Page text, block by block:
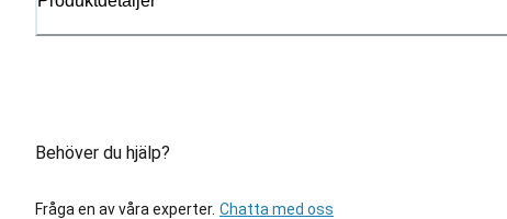
Behöver du hjälp?
Fråga en av våra experter. Chatta med oss